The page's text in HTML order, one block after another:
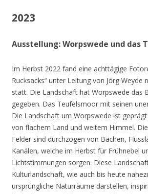
2023
Ausstellung: Worpswede und das
Im Herbst 2022 fand eine achttägige
Rucksacks“ unter Leitung von Jörg Weyde
statt. Die Landschaft hat Worpswede das
gegeben. Das Teufelsmoor mit seinen
Die Landschaft um Worpswede ist geprägt
von flachem Land und weitem Himmel.
Felder sind durchzogen von Bächen,
Kanälen, welche im Herbst für Frühnebel
Lichtstimmungen sorgen. Diese
Kulturlandschaft, wie auch bis heute
ursprüngliche Naturräume darstellen,